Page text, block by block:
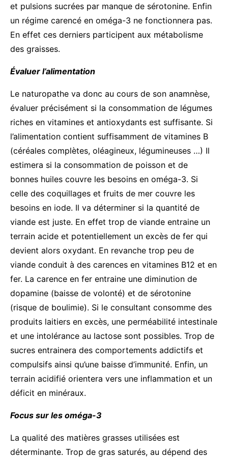
et pulsions sucrées par manque de sérotonine. Enfin
un régime carencé en oméga-3 ne fonctionnera pas.
En effet ces derniers participent aux métabolisme
des graisses.
Évaluer l’alimentation
Le naturopathe va donc au cours de son anamnèse,
évaluer précisément si la consommation de légumes
riches en vitamines et antioxydants est suffisante. Si
l’alimentation contient suffisamment de vitamines B
(céréales complètes, oléagineux, légumineuses …) Il
estimera si la consommation de poisson et de
bonnes huiles couvre les besoins en oméga-3. Si
celle des coquillages et fruits de mer couvre les
besoins en iode. Il va déterminer si la quantité de
viande est juste. En effet trop de viande entraine un
terrain acide et potentiellement un excès de fer qui
devient alors oxydant. En revanche trop peu de
viande conduit à des carences en vitamines B12 et en
fer. La carence en fer entraine une diminution de
dopamine (baisse de volonté) et de sérotonine
(risque de boulimie). Si le consultant consomme des
produits laitiers en excès, une perméabilité intestinale
et une intolérance au lactose sont possibles. Trop de
sucres entrainera des comportements addictifs et
compulsifs ainsi qu’une baisse d’immunité. Enfin, un
terrain acidifié orientera vers une inflammation et un
déficit en minéraux.
Focus sur les oméga-3
La qualité des matières grasses utilisées est
déterminante. Trop de gras saturés, au dépend des